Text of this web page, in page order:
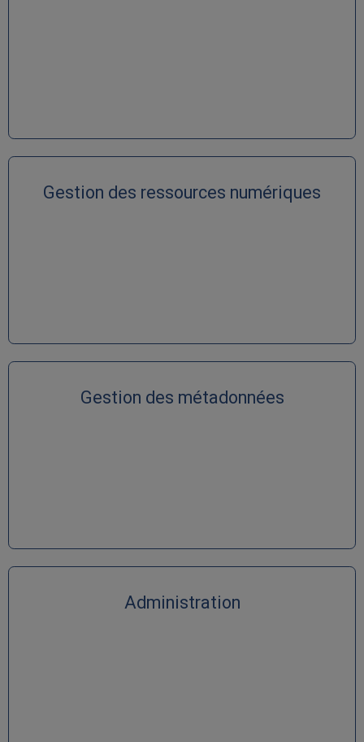
Gestion des ressources numériques
Gestion des métadonnées
Administration